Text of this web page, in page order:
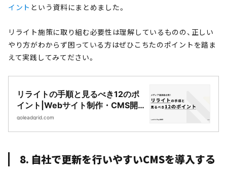
イント という資料にまとめました。
リライト施策に取り組む必要性は理解しているものの、正しい
やり方がわからず困っている方はぜひこちたのポイントを踏ま
えて実践してみてださい。
リライトの手順と見るべき12のポ
イント|Webサイト制作・CMS開
発｜LeadGrid
goleadgrid.com
8. 自社で更新を行いやすいCMSを導入する